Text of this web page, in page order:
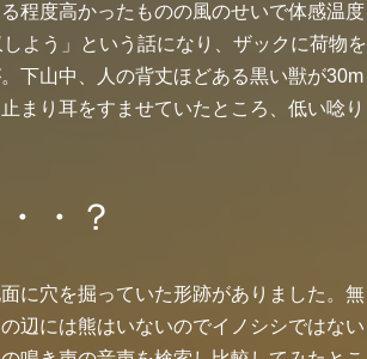
程度高かったものの風のせいで体感温度
よう」という話になり、ザックに荷物を
下山中、
人の背丈ほどある黒い獣が30m
まり耳をすませていたところ、低い唸り
・？
に穴を掘っていた形跡がありました。無
辺には熊はいないのでイノシシではない